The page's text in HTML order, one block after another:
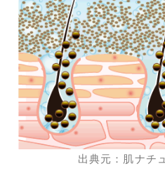
出典元：肌ナチ